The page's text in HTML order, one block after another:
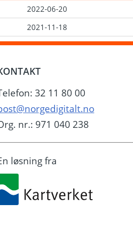
2022-06-20
2021-11-18